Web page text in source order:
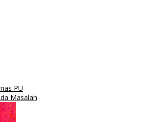
PU
Masalah